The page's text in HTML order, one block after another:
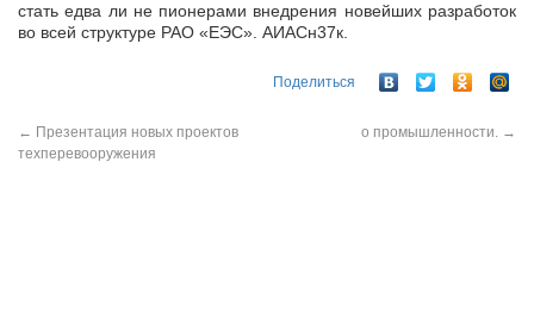
стать едва ли не пионерами внедрения новейших разработок
во всей структуре РАО «ЕЭС». АИАСн37к.
Поделиться
← Презентация новых проектов
техперевооружения
о промышленности. →